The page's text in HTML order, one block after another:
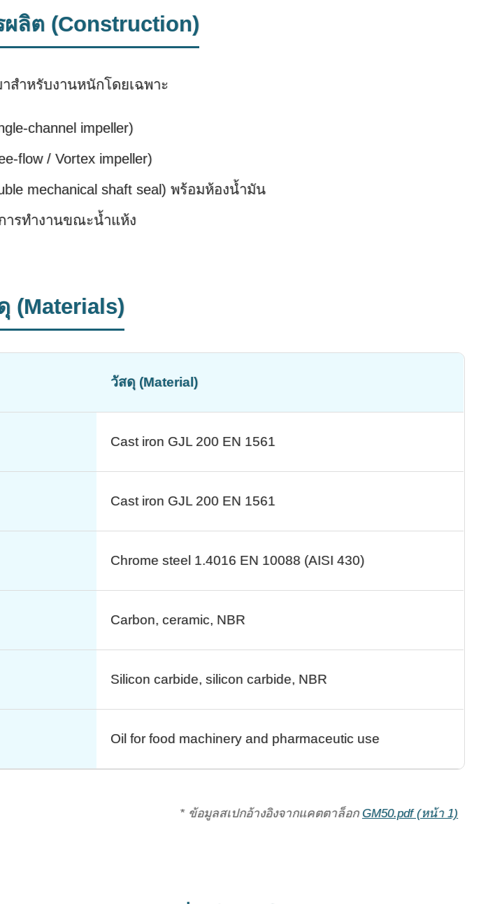
ผลิต (Construction)
สำหรับงานหนักโดยเฉพาะ
channel impeller)
flow / Vortex impeller)
mechanical shaft seal) พร้อมห้องน้ำมัน
ารทำงานขณะน้ำแห้ง
(Materials)
วัสดุ (Material)
Cast iron GJL 200 EN 1561
Cast iron GJL 200 EN 1561
Chrome steel 1.4016 EN 10088 (AISI 430)
Carbon, ceramic, NBR
Silicon carbide, silicon carbide, NBR
Oil for food machinery and pharmaceutic use
* ข้อมูลสเปกอ้างอิงจากแคตตาล็อกGM50.pdf (หน้า 1)